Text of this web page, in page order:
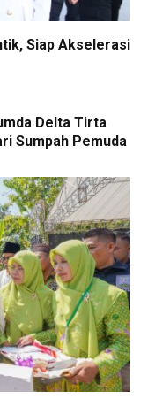
Siap Akselerasi
Delta Tirta
Sumpah Pemuda